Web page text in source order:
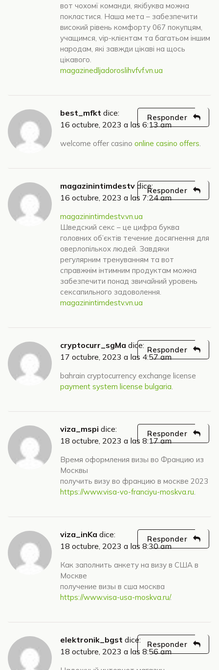
вот чохомї команди, якібуква можна
покластися. Наша мета – забезпечити
високий рівень комфорту 067 покупцям,
учащимся, vip-клієнтам та багатьом іншим
народам, які завжди цікаві на щось
цікавого.
magazinedljadoroslihvfvf.vn.ua
best_mfkt dice:
16 octubre, 2023 a las 6:13 am
welcome offer casino online casino offers
Responder
magazinintimdestv dice:
16 octubre, 2023 a las 7:24 am
magazinintimdestv.vn.ua
Шведский секс – це цифра буква
головних об’єктів течение досягнення для
оверлопількох людей. Завдяки
регулярним тренуванням та вот
справжнім інтимним продуктам можна
забезпечити понад звичайний уровень
сексапильного задоволення.
magazinintimdestv.vn.ua
Responder
cryptocurr_sgMa dice:
17 octubre, 2023 a las 4:57 am
bahrain cryptocurrency exchange license
payment system license bulgaria
Responder
viza_mspi dice:
18 octubre, 2023 a las 8:17 am
Время оформления визы во Францию из
Москвы
получить визу во францию в москве 2023
https://www.visa-vo-franciyu-moskva.ru
Responder
viza_inKa dice:
18 octubre, 2023 a las 8:30 am
Как заполнить анкету на визу в США в
Москве
получение визы в сша москва
https://www.visa-usa-moskva.ru/.
Responder
elektronik_bgst dice:
18 octubre, 2023 a las 8:56 am
Responder